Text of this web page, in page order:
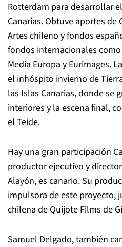
Rotterdam para desarrollar
Canarias. Obtuve aportes de
Artes chileno y fondos
fondos internacionales
Media Europa y Eurimages.
el inhóspito invierno de
las Islas Canarias, donde se
interiores y la escena final,
el Teide.
Hay una gran participación
productor ejecutivo y
Alayón, es canario. Su
impulsora de este proyecto,
chilena de Quijote Films de
Samuel Delgado, también